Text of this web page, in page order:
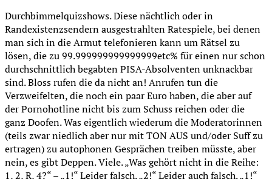
Durchbimmelquizshows. Diese nächtlich oder in
Randexistenzsendern ausgestrahlten Ratespiele, bei denen
man sich in die Armut telefonieren kann um Rätsel zu
lösen, die zu 99.999999999999999etc% für einen nur schon
durchschnittlich begabten PISA-Absolventen unknackbar
sind. Bloss rufen die da nicht an! Anrufen tun die
Verzweifelten, die noch ein paar Euro haben, die aber auf
der Pornohotline nicht bis zum Schuss reichen oder die
ganz Doofen. Was eigentlich wiederum die Moderatorinnen
(teils zwar niedlich aber nur mit TON AUS und/oder Suff zu
ertragen) zu autophonen Gesprächen treiben müsste, aber
nein, es gibt Deppen. Viele. „Was gehört nicht in die Reihe:
1, 2, R, 4?“ – „1!“ Leider falsch. „2!“ Leider auch falsch. „1!“